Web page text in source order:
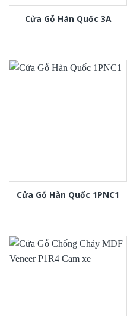
Cửa Gỗ Hàn Quốc 3A
Cửa Gỗ Hàn Quốc 1PNC1